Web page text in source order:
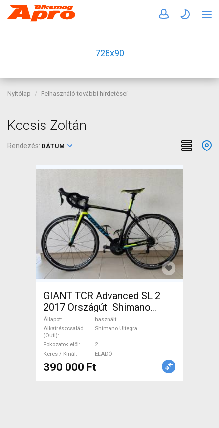
728x90
Nyitólap Felhasználó további hirdetései
Kocsis Zoltán
Rendezés: DÁTUM
GIANT TCR Advanced SL 2
2017 Országúti Shimano
Ultegra patkófék használt
ELADÓ
Állapot
használt
Alkatrészcsalád
(Outi)
Shimano Ultegra
Fokozatok elöl
2
Keres / Kínál
ELADÓ
390 000 Ft